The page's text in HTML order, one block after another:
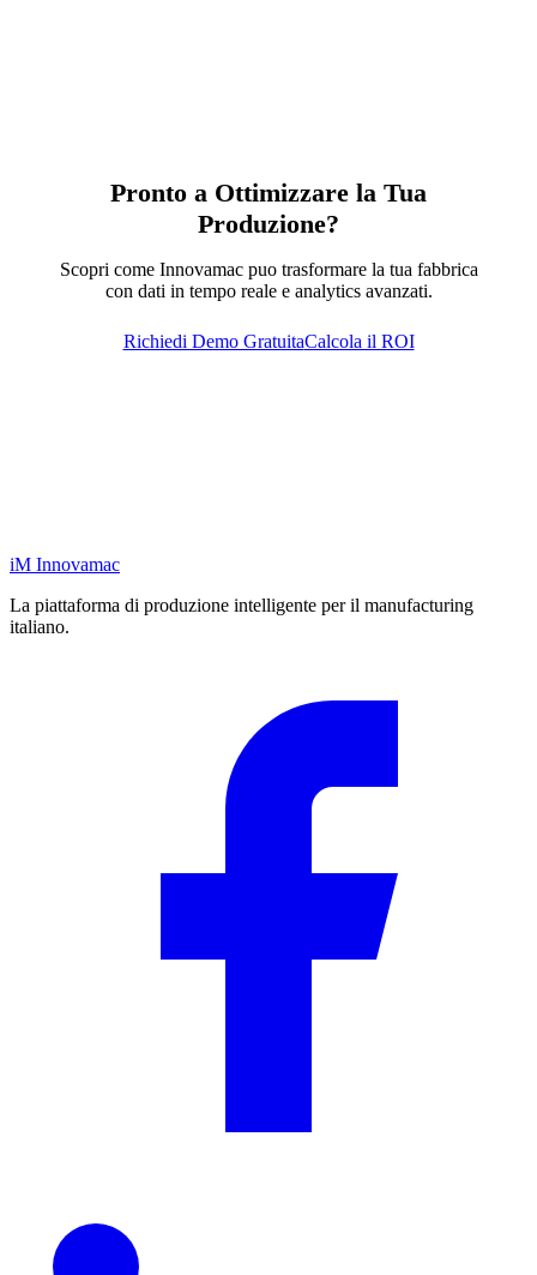
Pronto a Ottimizzare la Tua
Produzione?
Scopri come Innovamac puo trasformare la tua fabbrica
con dati in tempo reale e analytics avanzati.
Richiedi Demo GratuitaCalcola il ROI
iM Innovamac
La piattaforma di produzione intelligente per il manufacturing
italiano.